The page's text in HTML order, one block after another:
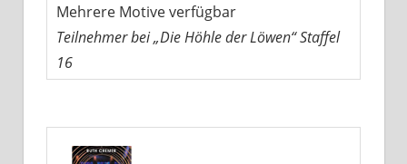
Mehrere Motive verfügbar
Teilnehmer bei „Die Höhle der Löwen“ Staffel
16